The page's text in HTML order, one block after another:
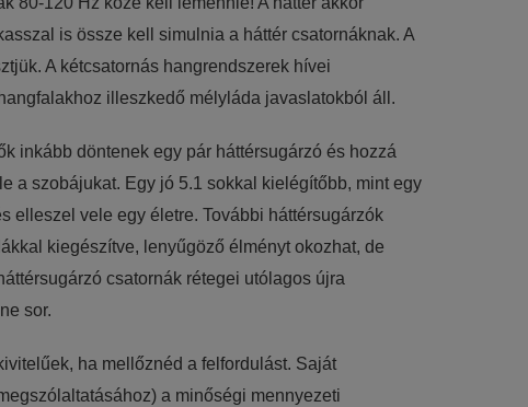
is össze kell simulnia a háttér csatornáknak. A
A kétcsatornás hangrendszerek hívei
illeszkedő mélyláda javaslatokból áll.
inkább döntenek egy pár háttérsugárzó és hozzá
a szobájukat. Egy jó 5.1 sokkal kielégítőbb, mint egy
elleszel vele egy életre. További háttérsugárzók
kiegészítve, lenyűgöző élményt okozhat, de
csatornák rétegei utólagos újra
sor.
ha mellőznéd a felfordulást. Saját
a minőségi mennyezeti